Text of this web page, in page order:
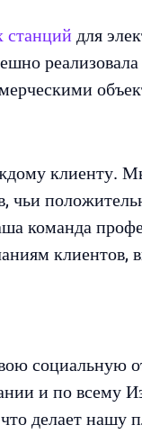
станций для
клиенту.
чьи
команда
клиентов,
социальную
и по всему
делает нашу